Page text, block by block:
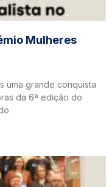
Mulheres
uma grande conquista
da 6ª edição do